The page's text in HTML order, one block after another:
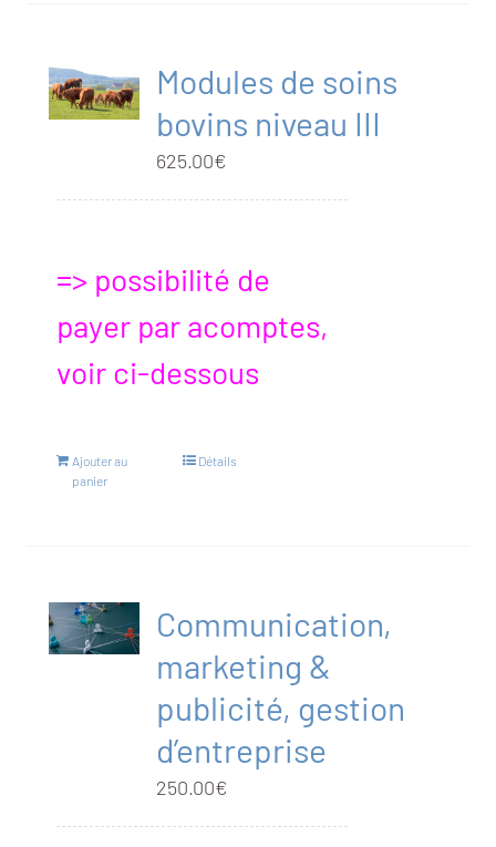
Modules de soins
bovins niveau III
625.00€
=> possibilité de
payer par acomptes,
voir ci-dessous
Ajouter au
panier
Détails
Communication,
marketing &
publicité, gestion
d’entreprise
250.00€